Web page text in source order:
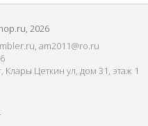
, 2026
am2011@ro.ru
Клары Цеткин ул, дом 31, этаж 1